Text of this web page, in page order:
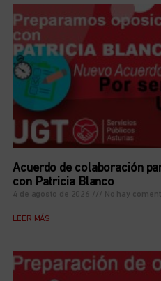
Acuerdo de colaboración
con Patricia Blanco
4 de agosto de 2026 No hay
LEER MÁS